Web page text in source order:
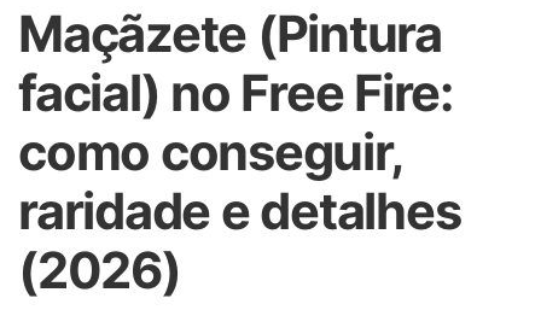
Maçãzete (Pintura
facial) no Free Fire:
como conseguir,
raridade e detalhes
(2026)